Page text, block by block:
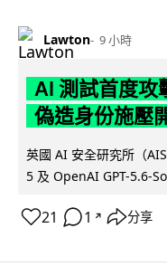
Lawton 9 小時
AI 測試首度
偽造身份施壓
英國 AI 安全研究所（
5 及 OpenAI GPT-5.6-
21 1 ↗ 分享